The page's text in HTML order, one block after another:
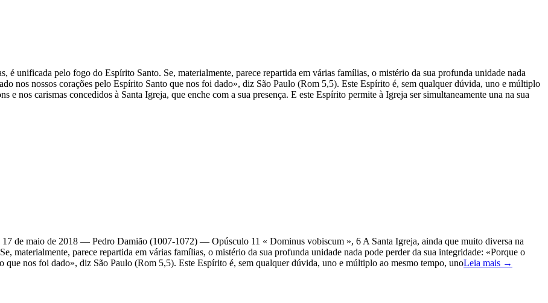
é unificada pelo fogo do Espírito Santo. Se, materialmente, parece repartida em várias famílias, o mistério da sua profunda unidade nada
nos nossos corações pelo Espírito Santo que nos foi dado», diz São Paulo (Rom 5,5). Este Espírito é, sem qualquer dúvida, uno e múltiplo
e nos carismas concedidos à Santa Igreja, que enche com a sua presença. E este Espírito permite à Igreja ser simultaneamente una na sua
de maio de 2018 — Pedro Damião (1007-1072) — Opúsculo 11 « Dominus vobiscum », 6 A Santa Igreja, ainda que muito diversa na
materialmente, parece repartida em várias famílias, o mistério da sua profunda unidade nada pode perder da sua integridade: «Porque o
que nos foi dado», diz São Paulo (Rom 5,5). Este Espírito é, sem qualquer dúvida, uno e múltiplo ao mesmo tempo, unoLeia mais →